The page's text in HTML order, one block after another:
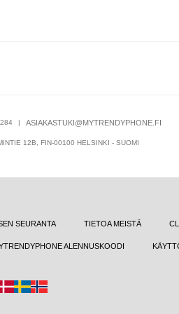
| ASIAKASTUKI@MYTRENDYPHONE.FI
12B, FIN-00100 HELSINKI - SUOMI
SEURANTA TIETOA MEISTÄ
ALENNUSKOODI